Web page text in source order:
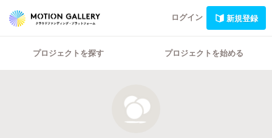
ログイン 新規登録
プロジェクトを探す プロジェクトを始める